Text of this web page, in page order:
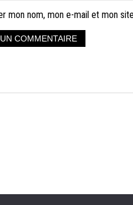
mon nom, mon e-mail et mon